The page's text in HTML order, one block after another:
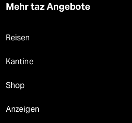
Mehr taz Angebote
Reisen
Kantine
Shop
Anzeigen